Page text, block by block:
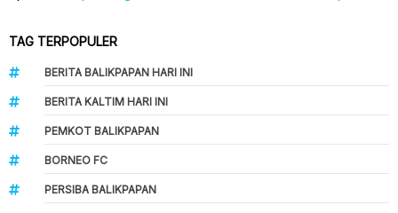
TAG TERPOPULER
BERITA BALIKPAPAN HARI INI
BERITA KALTIM HARI INI
PEMKOT BALIKPAPAN
BORNEO FC
PERSIBA BALIKPAPAN